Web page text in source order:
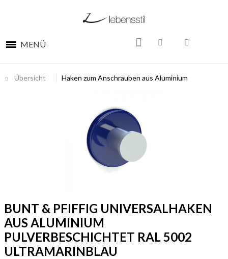
MENÜ
Übersicht Haken zum Anschrauben aus Aluminium
BUNT & PFIFFIG UNIVERSALHAKEN
AUS ALUMINIUM
PULVERBESCHICHTET RAL 5002
ULTRAMARINBLAU